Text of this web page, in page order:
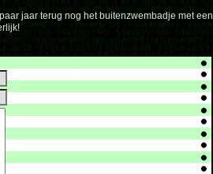
jaar terug nog het buitenzwembadje met een